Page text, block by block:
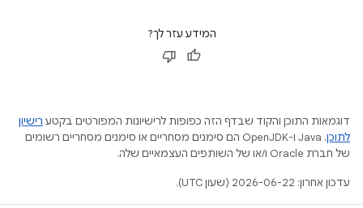
המידע עזר לך?
דוגמאות התוכן והקוד שבדף הזה כפופות לרישיונות המפורטים בקטע רישיון
לתוכן
.‏ Java ו-OpenJDK הם סימנים מסחריים או סימנים מסחריים רשומים
של חברת Oracle ו/או של השותפים העצמאיים שלה.
עדכון אחרון: 2026-06-22 (שעון UTC).